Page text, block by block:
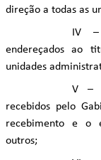
direção a todas as
IV –
endereçados ao
unidades
V –
recebidos pelo
recebimento e o
outros;